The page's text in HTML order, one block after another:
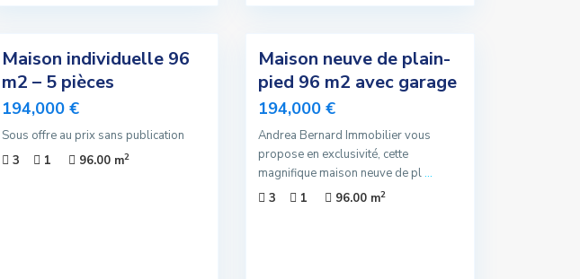
Maison individuelle 96
m2 – 5 pièces
194,000 €
Sous offre au prix sans publication
3
1 96.00 m2
Maison neuve de plain-
pied 96 m2 avec garage
194,000 €
Andrea Bernard Immobilier vous
propose en exclusivité, cette
magnifique maison neuve de pl...
3
1 96.00 m2